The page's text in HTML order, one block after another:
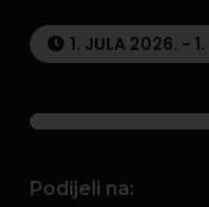
1. JULA 2026. -
Podijeli na: